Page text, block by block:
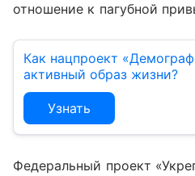
отношение к пагубной
Как нацпроект
активный образ жизни?
Узнать
Федеральный проект